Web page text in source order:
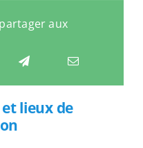
aux
lieux de